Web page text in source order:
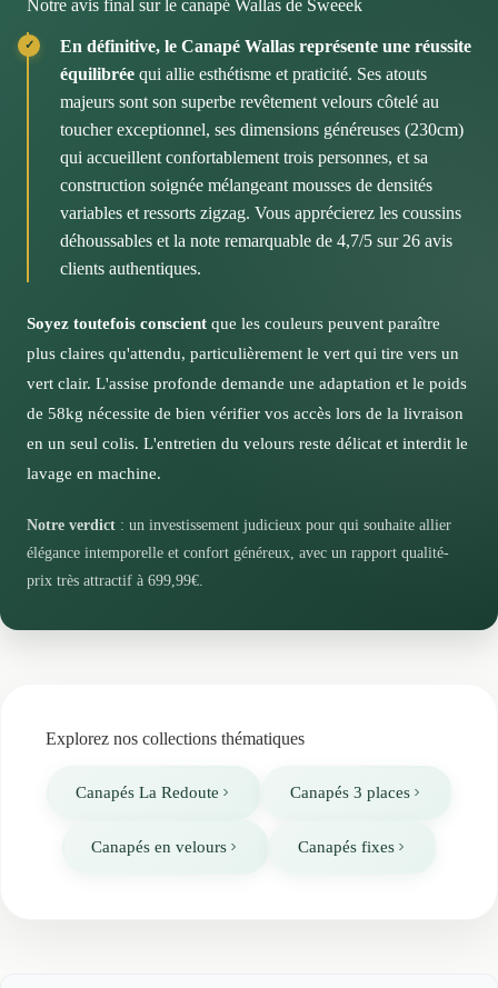
maintenir une usure uniforme et conserver l'esthétique
d'origine de votre mobilier.
d'une pièce garantit l'intégrité de la structure mais
nécessite une préparation logistique.
Ce que disent les utilisateurs de ce canapé
Avec une note moyenne de 4,7/5 basée sur 26 avis, les
propriétaires soulignent régulièrement la beauté du
produit et son rapport qualité-prix avantageux.
ambiance scandinave, Crème pour une douceur
intemporelle, Vert pour une touche nature tendance, ou
Greige pour un style contemporain raffiné.
Plusieurs utilisateurs mentionnent que les couleurs
peuvent paraître légèrement plus claires qu'attendu,
particulièrement pour le vert qui tend vers un vert clair
plutôt que foncé. Cette information vous permettra
d'anticiper le rendu final dans votre intérieur.
Comment choisir la couleur idéale
Considérez l'exposition lumineuse de votre pièce et
s'intégreront facilement à tout environnement, tandis
que le Vert apportera une personnalité marquée à votre
salon.
Notre avis final sur le canapé Wallas de Sweeek
En définitive, le Canapé Wallas représente une réussite
équilibrée qui allie esthétisme et praticité. Ses atouts
majeurs sont son superbe revêtement velours côtelé au
toucher exceptionnel, ses dimensions généreuses (230cm)
qui accueillent confortablement trois personnes, et sa
construction soignée mélangeant mousses de densités
variables et ressorts zigzag. Vous apprécierez les coussins
déhoussables et la note remarquable de 4,7/5 sur 26 avis
clients authentiques.
Soyez toutefois conscient que les couleurs peuvent paraître
plus claires qu'attendu, particulièrement le vert qui tire vers un
vert clair. L'assise profonde demande une adaptation et le poids
de 58kg nécessite de bien vérifier vos accès lors de la livraison
en un seul colis. L'entretien du velours reste délicat et interdit le
lavage en machine.
Notre verdict : un investissement judicieux pour qui souhaite allier
élégance intemporelle et confort généreux, avec un rapport qualité-
prix très attractif à 699,99€.
Explorez nos collections thématiques
Canapés La Redoute Canapés 3 places
Canapés en velours Canapés fixes